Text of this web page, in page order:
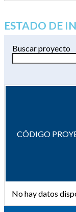
ESTADO DE
Buscar proyecto
CÓDIGO
No hay datos